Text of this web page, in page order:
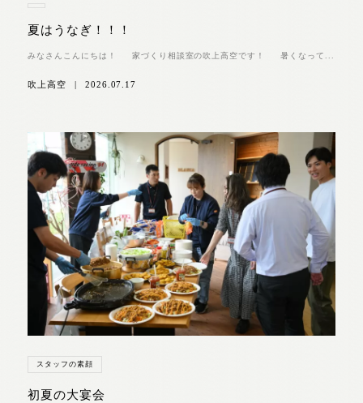
夏はうなぎ！！！
みなさんこんにちは！ 家づくり相談室の吹上高空です！ 暑くなって...
吹上高空 2026.07.17
スタッフの素顔
初夏の大宴会